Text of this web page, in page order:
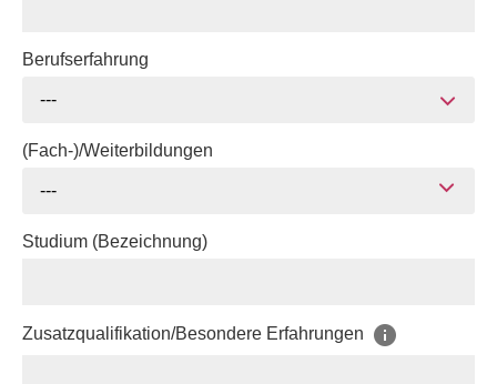
Berufserfahrung
---
(Fach-)/Weiterbildungen
---
Studium (Bezeichnung)
Zusatzqualifikation/Besondere Erfahrungen